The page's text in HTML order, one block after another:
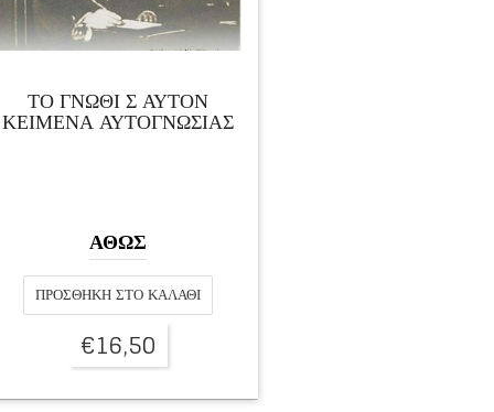
ΤΟ ΓΝΩΘΙ Σ ΑΥΤΟΝ
ΚΕΙΜΕΝΑ ΑΥΤΟΓΝΩΣΙΑΣ
ΑΘΩΣ
ΠΡΟΣΘΉΚΗ ΣΤΟ ΚΑΛΆΘΙ
€16,50